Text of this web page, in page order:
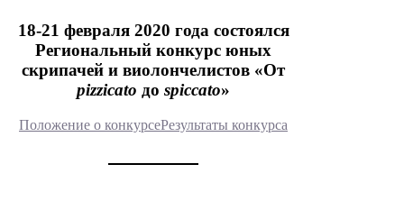
18-21 февраля 2020 года состоялся
Региональный конкурс юных
скрипачей и виолончелистов «От
pizzicato до spiccato»
Положение о конкурсеРезультаты конкурса